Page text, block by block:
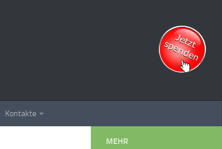
Kontakte
MEHR